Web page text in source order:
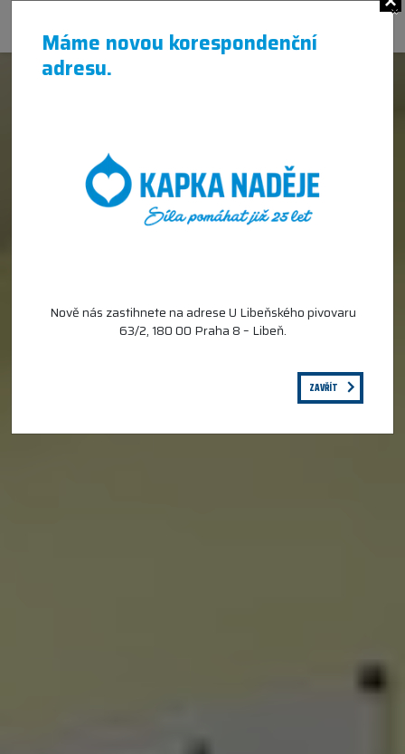
Máme novou korespondenční
adresu.
×
Nově nás zastihnete na adrese U Libeňského pivovaru
63/2, 180 00 Praha 8 – Libeň.
ZAVŘÍT